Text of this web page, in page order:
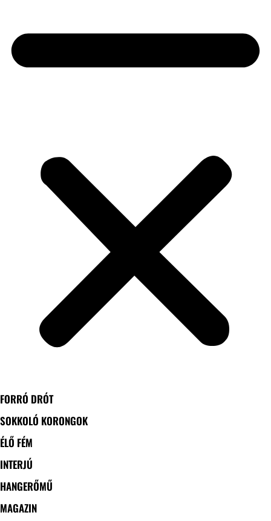
FORRÓ DRÓT
SOKKOLÓ KORONGOK
ÉLŐ FÉM
INTERJÚ
HANGERŐMŰ
MAGAZIN